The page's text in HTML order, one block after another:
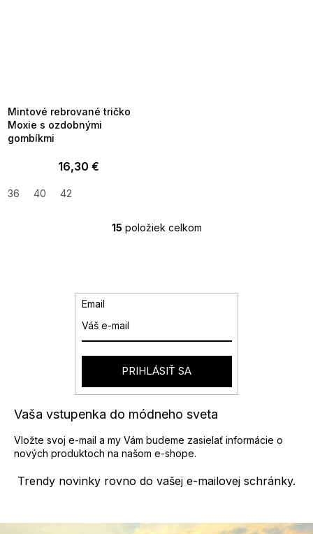
Mintové rebrované tričko
Moxie s ozdobnými
gombíkmi
16,30 €
36 40 42
O
e
p
r
v
k
v
p
i
u
15 položiek celkom
Trendy novinky rovno do vašej e-mailovej schránky.
Vaša vstupenka do módneho sveta
Vložte svoj e-mail a my Vám budeme zasielať informácie o
nových produktoch na našom e-shope.
Email
PRIHLÁSIŤ SA